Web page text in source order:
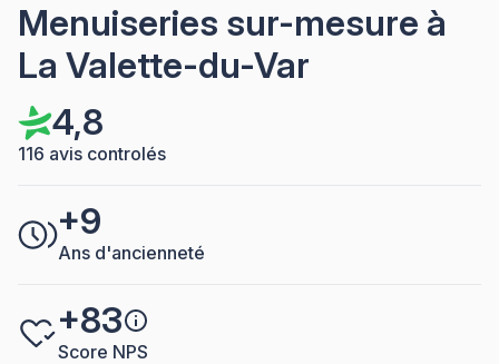
Menuiseries sur-mesure à
La Valette-du-Var
4,8
116 avis controlés
+9
Ans d'ancienneté
+83
Score NPS